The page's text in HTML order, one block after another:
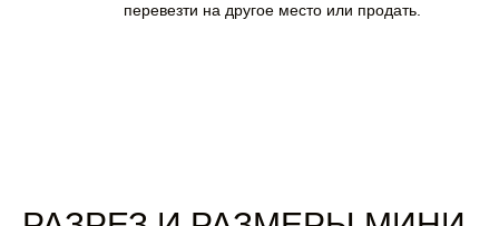
перевезти на другое место или продать.